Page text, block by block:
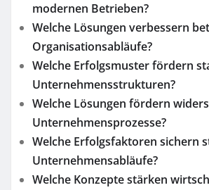
modernen Betrieben?
Welche Lösungen verbessern
Organisationsabläufe?
Welche Erfolgsmuster fördern
Unternehmensstrukturen?
Welche Lösungen fördern
Unternehmensprozesse?
Welche Erfolgsfaktoren sichern
Unternehmensabläufe?
Welche Konzepte stärken